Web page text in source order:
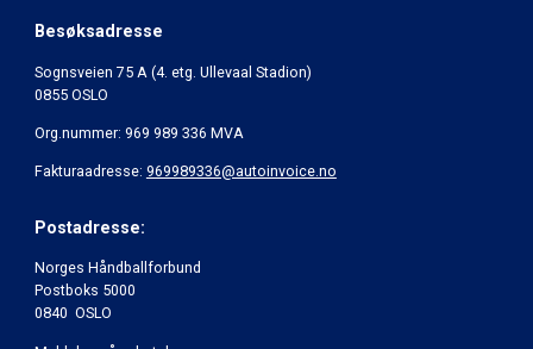
Besøksadresse
Sognsveien 75 A (4. etg. Ullevaal Stadion)
0855 OSLO
Org.nummer: 969 989 336 MVA
Fakturaadresse: 969989336@autoinvoice.no
Postadresse:
Norges Håndballforbund
Postboks 5000
0840 OSLO